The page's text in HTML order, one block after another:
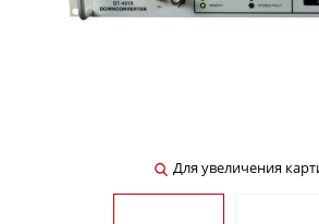
Для увеличения